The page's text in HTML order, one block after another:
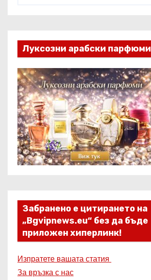
Луксозни арабски парфюми
Забранено е цитирането на
„Bgvipnews.eu“ без да бъде
приложен хиперлинк!
Изпратете вашата статия
За връзка с нас